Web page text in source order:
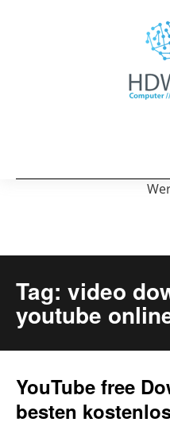
Tag: video
youtube
YouTube free
besten